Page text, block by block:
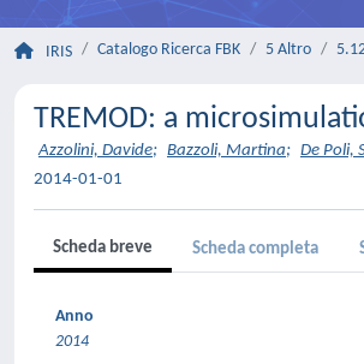
IRIS Catalogo Ricerca FBK 5 Altro
TREMOD: a
Azzolini, Davide; Bazzoli, Martina; De Poli,
2014-01-01
Scheda breve Scheda completa
Anno
2014